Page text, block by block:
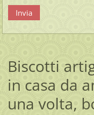
Biscotti
in casa da
una volta,